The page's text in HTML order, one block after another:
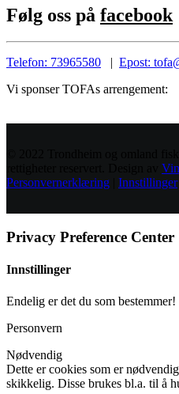
Følg oss på facebook
Telefon: 73965580 | Epost:
Vi sponser TOFAs arrengement:
Personvernerklæring
Innstillinger
Privacy Preference Center
Innstillinger
Endelig er det du som bestemmer!
Personvern
Nødvendig
Dette er cookies som er
skikkelig. Disse brukes bl.a. til å